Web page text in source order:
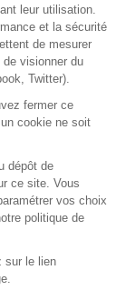
leur utilisation.
et la sécurité
de mesurer
de visionner du
Twitter).
fermer ce
cookie ne soit
dépôt de
ce site. Vous
vos choix
politique de
sur le lien
cookies
des